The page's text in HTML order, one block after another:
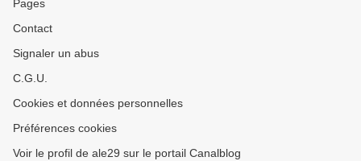
Pages
Contact
Signaler un abus
C.G.U.
Cookies et données personnelles
Préférences cookies
Voir le profil de ale29 sur le portail Canalblog